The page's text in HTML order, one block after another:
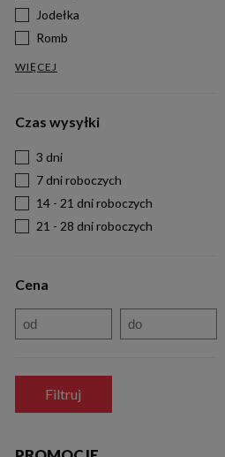
Jodełka
Romb
WIĘCEJ
Czas wysyłki
3 dni
7 dni roboczych
14 - 21 dni roboczych
21 - 28 dni roboczych
Cena
Filtruj